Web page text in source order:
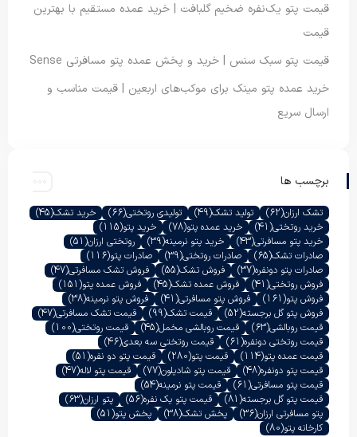
قیمت پتو یک‌نفره ضخیم گلبافت | خرید عمده مستقیم با بهترین
قیمت
قیمت پتو سبک سنس | خرید و پخش عمده پتو مسافرتی Sense
خرید عمده پتو مینک برای موکب‌های اربعین | قیمت مناسب و
ارسال سریع
برچسب ها
تشک ارزان(62) تولید تشک(49) تولیدی روتختی(66) خرید تشک(45)
خرید روتختی(41) خرید عمده پتو(78) خرید پتو(115)
خرید پتو مسافرتی(43) خرید پتو نرمینه(39) روتختی ارزان(51)
صادرات تشک(65) صادرات روتختی(39) صادرات پتو(116)
صادرات پتو دونفره(37) فروش تشک(55) فروش تشک مسافرتی(47)
فروش روتختی(41) فروش عمده تشک(45) فروش عمده پتو(151)
فروش پتو(161) فروش پتو مسافرتی(41) فروش پتو نرمینه(38)
فروش پتو گل برجسته(52) قیمت تشک(99) قیمت تشک مسافرتی(47)
قیمت روبالشی(63) قیمت روبالشی مخمل(45) قیمت روتختی(100)
قیمت روتختی دونفره(61) قیمت روتختی سه بعدی(46)
قیمت عمده پتو(114) قیمت پتو(280) قیمت پتو دو نفره(51)
قیمت پتو دونفره(48) قیمت پتو شادیلون(77) قیمت پتو لاله(47)
قیمت پتو مسافرتی(61) قیمت پتو نرمینه(54)
قیمت پتو گل برجسته(81) قیمت پتو یک نفره(56) پتو ارزان(63)
پتو مسافرتی ارزان(36) پخش تشک(38) پخش پتو(51)
کارخانه پتو(80)